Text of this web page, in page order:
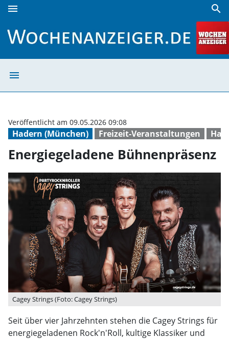
menu search
menu
Hadern (München) Freizeit-Veranstaltungen
Veröffentlicht am 09.05.2026 09:08
Energiegeladene Bühnenpräsenz
Cagey Strings (Foto: Cagey Strings)
Seit über vier Jahrzehnten stehen die Cagey Strings für
energiegeladenen Rock'n'Roll, kultige Klassiker und